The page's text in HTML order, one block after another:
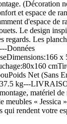
(Décoration
et espace de
d'espace de
Le design
regards. Les
Données
x
Net (Sans
kg---
matériel
meubles « Jessica
qui rendent votre